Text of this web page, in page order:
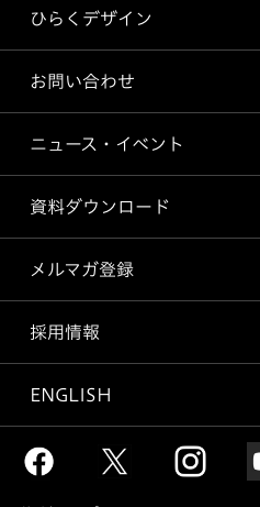
ひらくデザイン
お問い合わせ
ニュース・イベント
資料ダウンロード
メルマガ登録
採用情報
ENGLISH